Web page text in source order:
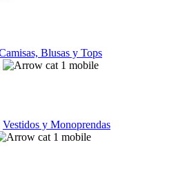
Blusas y Tops
Vestidos y Monoprendas